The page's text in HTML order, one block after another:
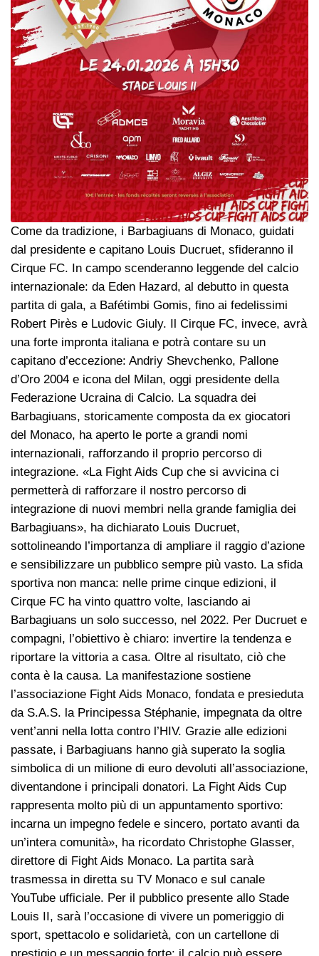
Come da tradizione, i Barbagiuans di Monaco, guidati
dal presidente e capitano Louis Ducruet, sfideranno il
Cirque FC. In campo scenderanno leggende del calcio
internazionale: da Eden Hazard, al debutto in questa
partita di gala, a Bafétimbi Gomis, fino ai fedelissimi
Robert Pirès e Ludovic Giuly. Il Cirque FC, invece, avrà
una forte impronta italiana e potrà contare su un
capitano d’eccezione: Andriy Shevchenko, Pallone
d’Oro 2004 e icona del Milan, oggi presidente della
Federazione Ucraina di Calcio. La squadra dei
Barbagiuans, storicamente composta da ex giocatori
del Monaco, ha aperto le porte a grandi nomi
internazionali, rafforzando il proprio percorso di
integrazione. «La Fight Aids Cup che si avvicina ci
permetterà di rafforzare il nostro percorso di
integrazione di nuovi membri nella grande famiglia dei
Barbagiuans», ha dichiarato Louis Ducruet,
sottolineando l’importanza di ampliare il raggio d’azione
e sensibilizzare un pubblico sempre più vasto. La sfida
sportiva non manca: nelle prime cinque edizioni, il
Cirque FC ha vinto quattro volte, lasciando ai
Barbagiuans un solo successo, nel 2022. Per Ducruet e
compagni, l’obiettivo è chiaro: invertire la tendenza e
riportare la vittoria a casa. Oltre al risultato, ciò che
conta è la causa. La manifestazione sostiene
l’associazione Fight Aids Monaco, fondata e presieduta
da S.A.S. la Principessa Stéphanie, impegnata da oltre
vent’anni nella lotta contro l’HIV. Grazie alle edizioni
passate, i Barbagiuans hanno già superato la soglia
simbolica di un milione di euro devoluti all’associazione,
diventandone i principali donatori. La Fight Aids Cup
rappresenta molto più di un appuntamento sportivo:
incarna un impegno fedele e sincero, portato avanti da
un’intera comunità», ha ricordato Christophe Glasser,
direttore di Fight Aids Monaco. La partita sarà
trasmessa in diretta su TV Monaco e sul canale
YouTube ufficiale. Per il pubblico presente allo Stade
Louis II, sarà l’occasione di vivere un pomeriggio di
sport, spettacolo e solidarietà, con un cartellone di